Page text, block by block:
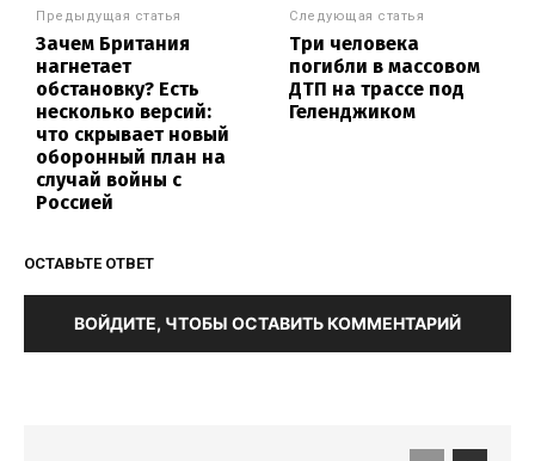
Предыдущая статья
Зачем Британия
нагнетает
обстановку? Есть
несколько версий:
что скрывает новый
оборонный план на
случай войны с
Россией
Следующая статья
Три человека
погибли в массовом
ДТП на трассе под
Геленджиком
ОСТАВЬТЕ ОТВЕТ
ВОЙДИТЕ, ЧТОБЫ ОСТАВИТЬ КОММЕНТАРИЙ